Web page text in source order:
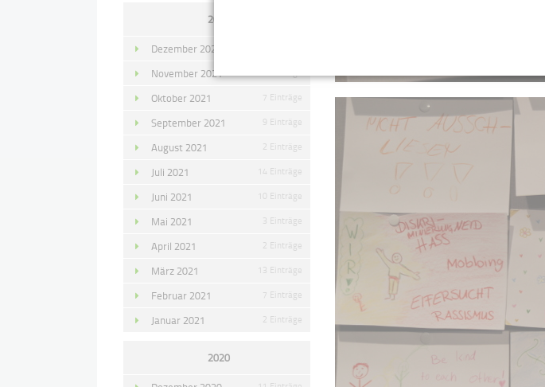
2021
Dezember 2021
November 2021
Oktober 2021 7 Einträge
September 2021 9 Einträge
August 2021 2 Einträge
Juli 2021 14 Einträge
Juni 2021 10 Einträge
Mai 2021 3 Einträge
April 2021 2 Einträge
März 2021 13 Einträge
Februar 2021 7 Einträge
Januar 2021 2 Einträge
2020